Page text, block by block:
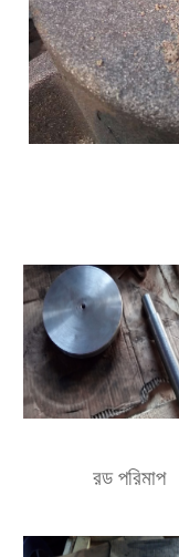
রড পরিমাপ